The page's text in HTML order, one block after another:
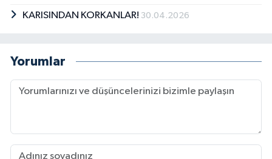
KARISINDAN KORKANLAR! 30.04.2026
Yorumlar